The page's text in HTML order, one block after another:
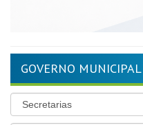
GOVERNO MUNICIPAL